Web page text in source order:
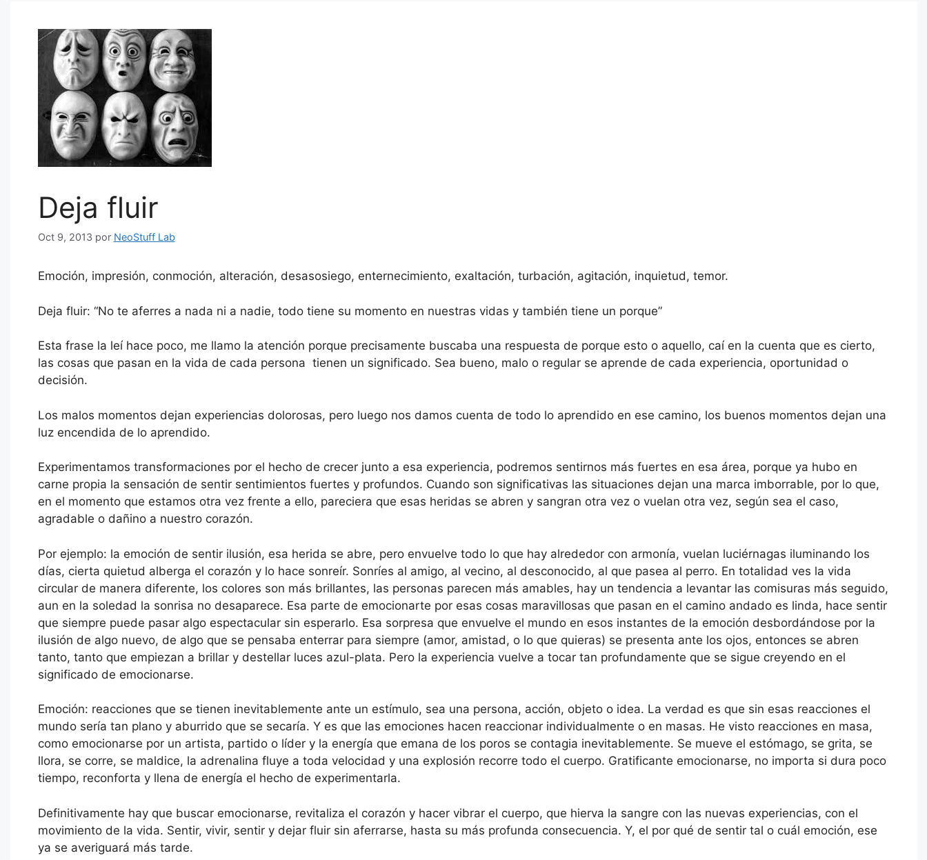
Deja fluir
Oct 9, 2013 por NeoStuff Lab
Emoción, impresión, conmoción, alteración, desasosiego, enternecimiento, exaltación, turbación, agitación, inquietud, temor.
Deja fluir: “No te aferres a nada ni a nadie, todo tiene su momento en nuestras vidas y también tiene un porque”
Esta frase la leí hace poco, me llamo la atención porque precisamente buscaba una respuesta de porque esto o aquello, caí en la cuenta que es cierto,
las cosas que pasan en la vida de cada persona tienen un significado. Sea bueno, malo o regular se aprende de cada experiencia, oportunidad o
decisión.
Los malos momentos dejan experiencias dolorosas, pero luego nos damos cuenta de todo lo aprendido en ese camino, los buenos momentos dejan una
luz encendida de lo aprendido.
Experimentamos transformaciones por el hecho de crecer junto a esa experiencia, podremos sentirnos más fuertes en esa área, porque ya hubo en
carne propia la sensación de sentir sentimientos fuertes y profundos. Cuando son significativas las situaciones dejan una marca imborrable, por lo que,
en el momento que estamos otra vez frente a ello, pareciera que esas heridas se abren y sangran otra vez o vuelan otra vez, según sea el caso,
agradable o dañino a nuestro corazón.
Por ejemplo: la emoción de sentir ilusión, esa herida se abre, pero envuelve todo lo que hay alrededor con armonía, vuelan luciérnagas iluminando los
días, cierta quietud alberga el corazón y lo hace sonreír. Sonríes al amigo, al vecino, al desconocido, al que pasea al perro. En totalidad ves la vida
circular de manera diferente, los colores son más brillantes, las personas parecen más amables, hay un tendencia a levantar las comisuras más seguido,
aun en la soledad la sonrisa no desaparece. Esa parte de emocionarte por esas cosas maravillosas que pasan en el camino andado es linda, hace sentir
que siempre puede pasar algo espectacular sin esperarlo. Esa sorpresa que envuelve el mundo en esos instantes de la emoción desbordándose por la
ilusión de algo nuevo, de algo que se pensaba enterrar para siempre (amor, amistad, o lo que quieras) se presenta ante los ojos, entonces se abren
tanto, tanto que empiezan a brillar y destellar luces azul-plata. Pero la experiencia vuelve a tocar tan profundamente que se sigue creyendo en el
significado de emocionarse.
Emoción: reacciones que se tienen inevitablemente ante un estímulo, sea una persona, acción, objeto o idea. La verdad es que sin esas reacciones el
mundo sería tan plano y aburrido que se secaría. Y es que las emociones hacen reaccionar individualmente o en masas. He visto reacciones en masa,
como emocionarse por un artista, partido o líder y la energía que emana de los poros se contagia inevitablemente. Se mueve el estómago, se grita, se
llora, se corre, se maldice, la adrenalina fluye a toda velocidad y una explosión recorre todo el cuerpo. Gratificante emocionarse, no importa si dura poco
tiempo, reconforta y llena de energía el hecho de experimentarla.
Definitivamente hay que buscar emocionarse, revitaliza el corazón y hacer vibrar el cuerpo, que hierva la sangre con las nuevas experiencias, con el
movimiento de la vida. Sentir, vivir, sentir y dejar fluir sin aferrarse, hasta su más profunda consecuencia. Y, el por qué de sentir tal o cuál emoción, ese
ya se averiguará más tarde.